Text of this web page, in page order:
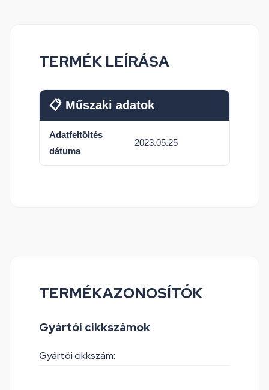
TERMÉK LEÍRÁSA
📋 Műszaki adatok
Adatfeltöltés
dátuma
2023.05.25
TERMÉKAZONOSÍTÓK
Gyártói cikkszámok
Gyártói cikkszám: